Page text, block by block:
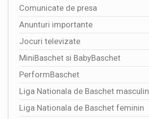
Comunicate de presa
Anunturi importante
Jocuri televizate
MiniBaschet si BabyBaschet
PerformBaschet
Liga Nationala de Baschet masculin
Liga Nationala de Baschet feminin